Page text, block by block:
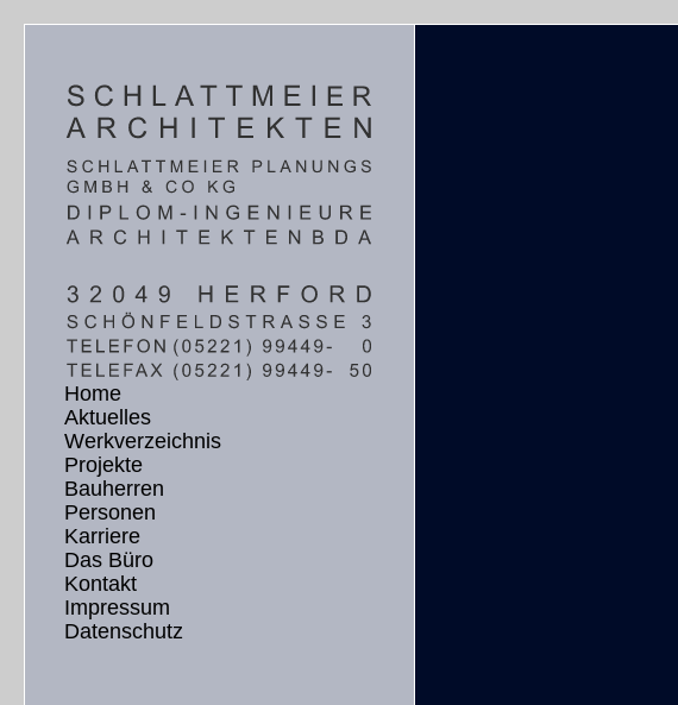
Home
Aktuelles
Werkverzeichnis
Projekte
Bauherren
Personen
Karriere
Das Büro
Kontakt
Impressum
Datenschutz